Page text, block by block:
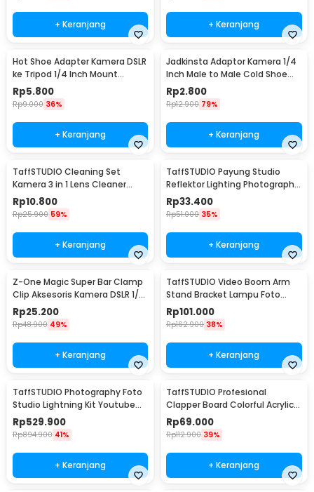
+ Keranjang + Keranjang
Hot Shoe Adapter Kamera DSLR
ke Tripod 1/4 Inch Mount
Universal
Rp5.800
Rp9.000 36%
+ Keranjang
Jadkinsta Adaptor Kamera 1/4
Inch Male to Male Cold Shoe
Tripod Mount - RV81
Rp2.800
Rp12.900 79%
+ Keranjang
TaffSTUDIO Cleaning Set
Kamera 3 in 1 Lens Cleaner
Blower - LP-1
Rp10.800
Rp25.900 59%
+ Keranjang
TaffSTUDIO Payung Studio
Reflektor Lighting Photography
Flash 80cm - UB-004
Rp33.400
Rp51.000 35%
+ Keranjang
Z-One Magic Super Bar Clamp
Clip Aksesoris Kamera DSLR 1/4
3/8 Inch - JT10002
Rp25.200
Rp48.900 49%
+ Keranjang
TaffSTUDIO Video Boom Arm
Stand Bracket Lampu Foto
Studio - SB36WE
Rp101.000
Rp162.900 38%
+ Keranjang
TaffSTUDIO Photography Foto
Studio Lightning Kit Youtube
Vlog - D-HZ7
Rp529.900
Rp894.900 41%
+ Keranjang
TaffSTUDIO Profesional
Clapper Board Colorful Acrylic -
TS-3EL
Rp69.000
Rp112.900 39%
+ Keranjang